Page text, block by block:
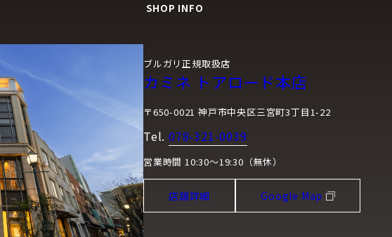
SHOP INFO
ブルガリ正規取扱店
カミネ トアロード本店
〒650-0021 神戸市中央区三宮町3丁目1-22
Tel. 078-321-0039
営業時間 10:30～19:30（無休）
店舗詳細 Google Map